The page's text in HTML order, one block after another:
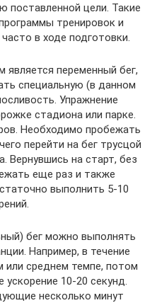
поставленной цели. Такие
тренировок и
в ходе подготовки.
переменный бег,
специальную (в данном
Упражнение
стадиона или парке.
Необходимо пробежать
перейти на бег трусцой
Вернувшись на старт, без
еще раз и также
выполнить 5-10
бег можно выполнять
Например, в течение
среднем темпе, потом
10-20 секунд.
несколько минут